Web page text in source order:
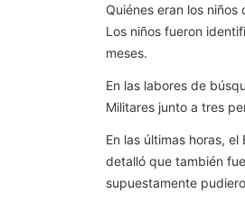
Quiénes eran los
Los niños fueron
meses.
En las labores de
Militares junto a tres
En las últimas horas,
detalló que también
supuestamente